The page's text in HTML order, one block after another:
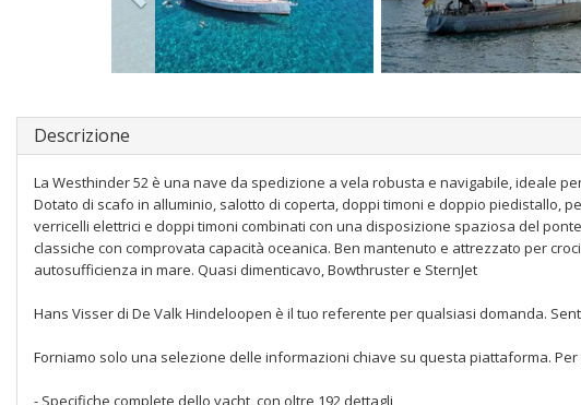
Descrizione
La Westhinder 52 è una nave da spedizione a vela robusta e navigabile, ideale
Dotato di scafo in alluminio, salotto di coperta, doppi timoni e doppio piedistallo,
verricelli elettrici e doppi timoni combinati con una disposizione spaziosa del
classiche con comprovata capacità oceanica. Ben mantenuto e attrezzato per
autosufficienza in mare. Quasi dimenticavo, Bowthruster e SternJet
Hans Visser di De Valk Hindeloopen è il tuo referente per qualsiasi domanda.
Forniamo solo una selezione delle informazioni chiave su questa piattaforma.
- Specifiche complete dello yacht, con oltre 192 dettagli